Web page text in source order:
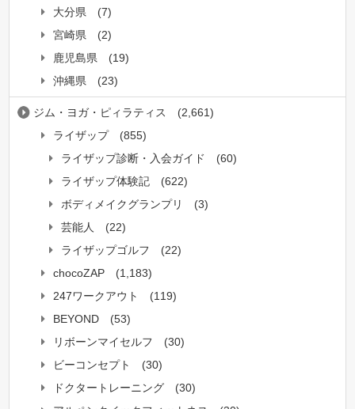
大分県
(7)
宮崎県
(2)
鹿児島県
(19)
沖縄県
(23)
ジム・ヨガ・ピィラティス
(2,661)
ライザップ
(855)
ライザップ診断・入会ガイド
(60)
ライザップ体験記
(622)
ボディメイクグランプリ
(3)
芸能人
(22)
ライザップゴルフ
(22)
chocoZAP
(1,183)
247ワークアウト
(119)
BEYOND
(53)
リボーンマイセルフ
(30)
ビーコンセプト
(30)
ドクタートレーニング
(30)